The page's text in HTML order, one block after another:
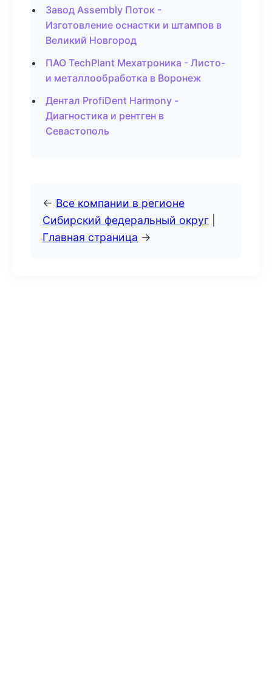
Завод Assembly Поток -
Изготовление оснастки и штампов в
Великий Новгород
ПАО TechPlant Мехатроника - Листо-
и металлообработка в Воронеж
Дентал ProfiDent Harmony -
Диагностика и рентген в
Севастополь
← Все компании в регионе
Сибирский федеральный округ
Главная страница →